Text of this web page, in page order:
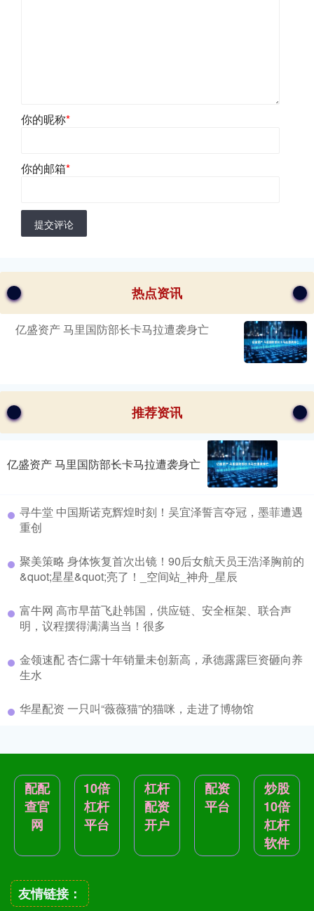
你的昵称*
你的邮箱*
提交评论
热点资讯
亿盛资产 马里国防部长卡马拉遭袭身亡
推荐资讯
亿盛资产 马里国防部长卡马拉遭袭身亡
寻牛堂 中国斯诺克辉煌时刻！吴宜泽誓言夺冠，墨菲遭遇
重创
聚美策略 身体恢复首次出镜！90后女航天员王浩泽胸前的
&quot;星星&quot;亮了！_空间站_神舟_星辰
富牛网 高市早苗飞赴韩国，供应链、安全框架、联合声
明，议程摆得满满当当！很多
金领速配 杏仁露十年销量未创新高，承德露露巨资砸向养
生水
华星配资 一只叫“薇薇猫”的猫咪，走进了博物馆
配配
查官
网
10倍
杠杆
平台
杠杆
配资
开户
配资
平台
炒股
10倍
杠杆
软件
友情链接：